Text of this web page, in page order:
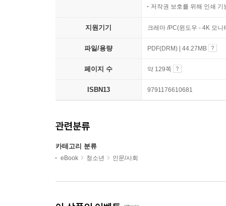
저작권 보호를 위해 인쇄 기
지원기기 크레마 /PC(윈도우 - 4K 모
파일/용량 PDF(DRM) | 44.27MB
페이지 수 약 129쪽
ISBN13 9791176610681
관련분류
카테고리 분류
eBook 청소년 인문/사회